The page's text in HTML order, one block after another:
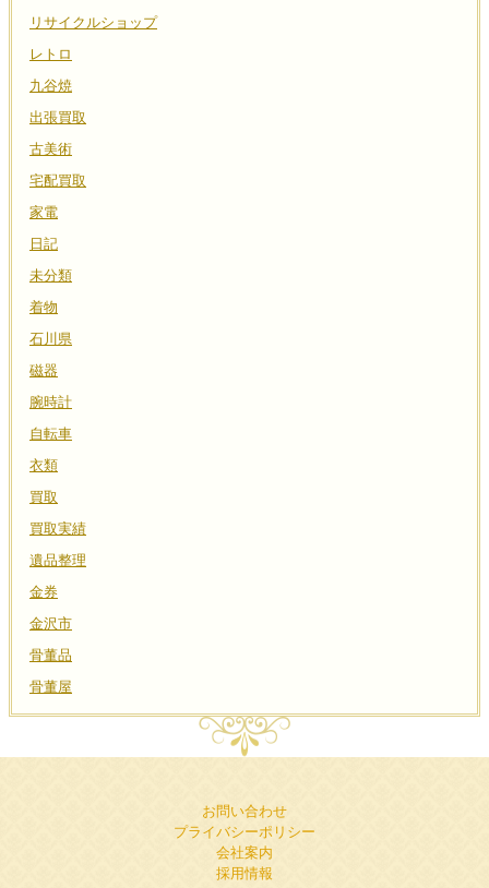
リサイクルショップ
レトロ
九谷焼
出張買取
古美術
宅配買取
家電
日記
未分類
着物
石川県
磁器
腕時計
自転車
衣類
買取
買取実績
遺品整理
金券
金沢市
骨董品
骨董屋
お問い合わせ
プライバシーポリシー
会社案内
採用情報